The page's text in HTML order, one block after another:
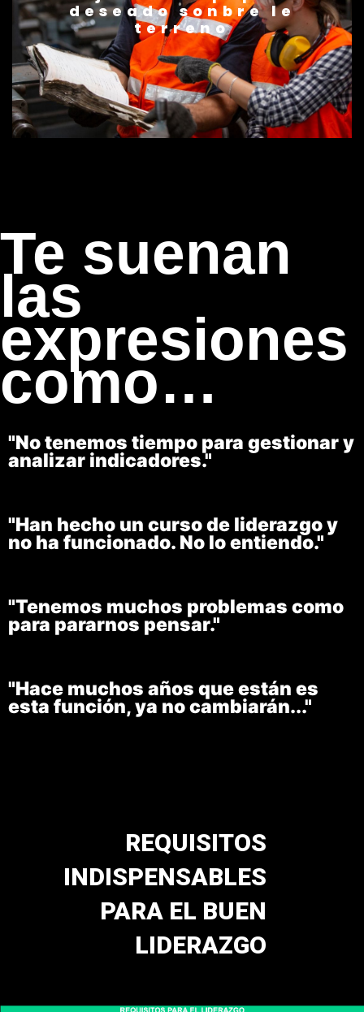
deseado sonbre le
terreno
Te suenan
las
expresiones
como…
"No tenemos tiempo para gestionar y
analizar indicadores."
"Han hecho un curso de liderazgo y
no ha funcionado. No lo entiendo."
"Tenemos muchos problemas como
para pararnos pensar."
"Hace muchos años que están es
esta función, ya no cambiarán..."
REQUISITOS
INDISPENSABLES
PARA EL BUEN
LIDERAZGO